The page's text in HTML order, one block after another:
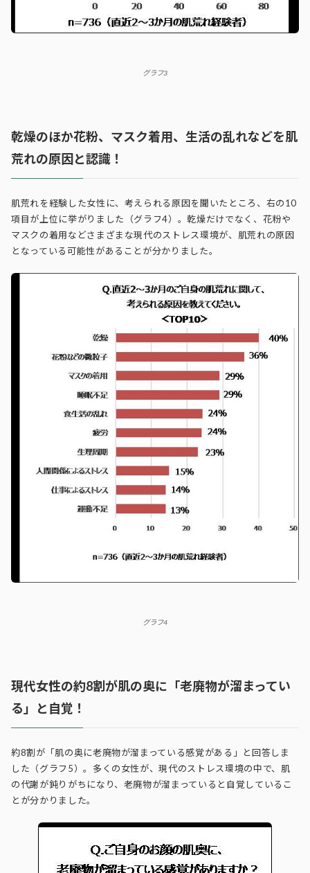
グラフ3
乾燥のほか花粉、マスク着用、生活の乱れなどを肌
荒れの原因と認識！
肌荒れを経験した女性に、考えられる原因を聞いたところ、右の10
項目が上位に挙がりました（グラフ4）。乾燥だけでなく、花粉や
マスクの着用などさまざまな現代のストレス環境が、肌荒れの原因
となっている可能性があることが分かりました。
グラフ4
現代女性の約8割が肌の奥に「老廃物が溜まってい
る」と自覚！
約8割が「肌の奥に老廃物が溜まっている感覚がある」と回答しま
した（グラフ5）。多くの女性が、現代のストレス環境の中で、肌
の代謝が鈍りがちになり、老廃物が溜まっていると自覚しているこ
とが分かりました。